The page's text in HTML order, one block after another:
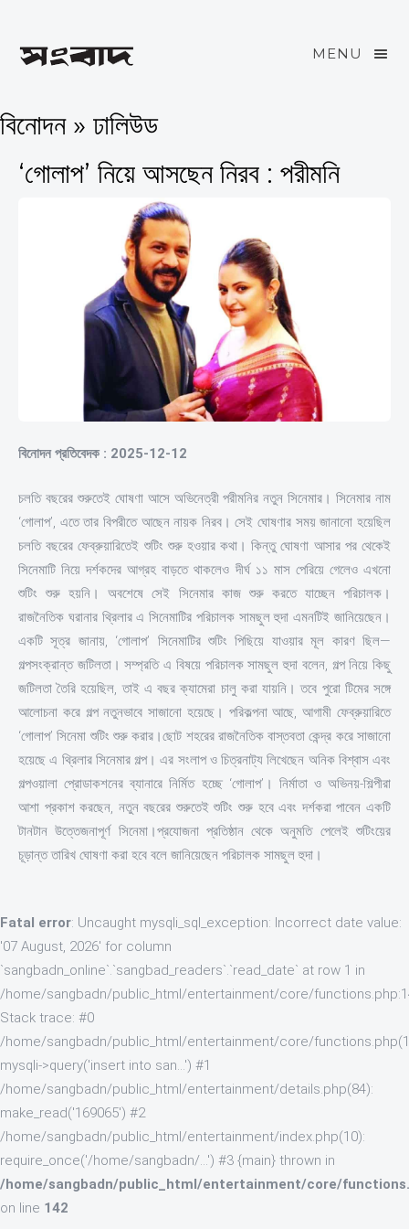
MENU
বিনোদন » ঢালিউড
‘গোলাপ’ নিয়ে আসছেন নিরব : পরীমনি
বিনোদন প্রতিবেদক : 2025-12-12
চলতি বছরের শুরুতেই ঘোষণা আসে অভিনেত্রী পরীমনির নতুন সিনেমার। সিনেমার নাম
‘গোলাপ’, এতে তার বিপরীতে আছেন নায়ক নিরব। সেই ঘোষণার সময় জানানো হয়েছিল
চলতি বছরের ফেব্রুয়ারিতেই শুটিং শুরু হওয়ার কথা। কিন্তু ঘোষণা আসার পর থেকেই
সিনেমাটি নিয়ে দর্শকদের আগ্রহ বাড়তে থাকলেও দীর্ঘ ১১ মাস পেরিয়ে গেলেও এখনো
শুটিং শুরু হয়নি। অবশেষে সেই সিনেমার কাজ শুরু করতে যাচ্ছেন পরিচালক।
রাজনৈতিক ঘরানার থ্রিলার এ সিনেমাটির পরিচালক সামছুল হুদা এমনটিই জানিয়েছেন।
একটি সূত্র জানায়, ‘গোলাপ’ সিনেমাটির শুটিং পিছিয়ে যাওয়ার মূল কারণ ছিল—
গল্পসংক্রান্ত জটিলতা। সম্প্রতি এ বিষয়ে পরিচালক সামছুল হুদা বলেন, গল্প নিয়ে কিছু
জটিলতা তৈরি হয়েছিল, তাই এ বছর ক্যামেরা চালু করা যায়নি। তবে পুরো টিমের সঙ্গে
আলোচনা করে গল্প নতুনভাবে সাজানো হয়েছে। পরিকল্পনা আছে, আগামী ফেব্রুয়ারিতে
‘গোলাপ’ সিনেমা শুটিং শুরু করার।ছোট শহরের রাজনৈতিক বাস্তবতা কেন্দ্র করে সাজানো
হয়েছে এ থ্রিলার সিনেমার গল্প। এর সংলাপ ও চিত্রনাট্য লিখেছেন অনিক বিশ্বাস এবং
গল্পওয়ালা প্রোডাকশনের ব্যানারে নির্মিত হচ্ছে ‘গোলাপ’। নির্মাতা ও অভিনয়-শিল্পীরা
আশা প্রকাশ করছেন, নতুন বছরের শুরুতেই শুটিং শুরু হবে এবং দর্শকরা পাবেন একটি
টানটান উত্তেজনাপূর্ণ সিনেমা।প্রযোজনা প্রতিষ্ঠান থেকে অনুমতি পেলেই শুটিংয়ের
চূড়ান্ত তারিখ ঘোষণা করা হবে বলে জানিয়েছেন পরিচালক সামছুল হুদা।
Fatal error: Uncaught mysqli_sql_exception: Incorrect date value:
'07 August, 2026' for column
`sangbadn_online`.`sangbad_readers`.`read_date` at row 1 in
/home/sangbadn/public_html/entertainment/core/
Stack trace: #0
/home/sangbadn/public_html/entertainment/core/
mysqli->query('insert into san...') #1
/home/sangbadn/public_html/entertainment/details.php(84):
make_read('169065') #2
/home/sangbadn/public_html/entertainment/index.php(10):
require_once('/home/sangbadn/...') #3 {main} thrown in
/home/sangbadn/public_html/entertainment/core/
on line 142